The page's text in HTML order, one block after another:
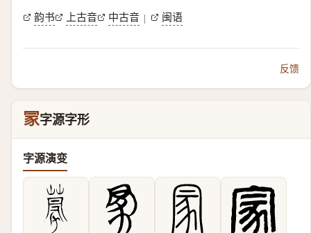
韵书 上古音 中古音 | 闽语
反馈
冡字源字形
字源演变